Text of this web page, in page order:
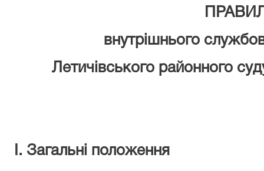
внутрішнього
Летичівського районного
І. Загальні положення